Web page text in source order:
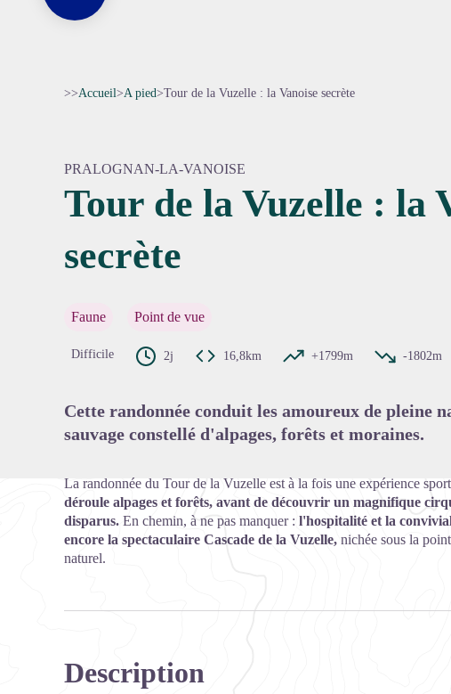
>>Accueil>A pied>Tour de la Vuzelle : la Vanoise secrète
PRALOGNAN-LA-VANOISE
Tour de la Vuzelle : la
secrète
Faune Point de vue
Difficile 2j 16,8km +1799m -1802m
Cette randonnée conduit les amoureux de pleine
sauvage constellé d'alpages, forêts et moraines.
La randonnée du Tour de la Vuzelle est à la fois une expérience
déroule alpages et forêts, avant de découvrir un magnifique
disparus. En chemin, à ne pas manquer : l'hospitalité et la
encore la spectaculaire Cascade de la Vuzelle, nichée sous la
naturel.
Description